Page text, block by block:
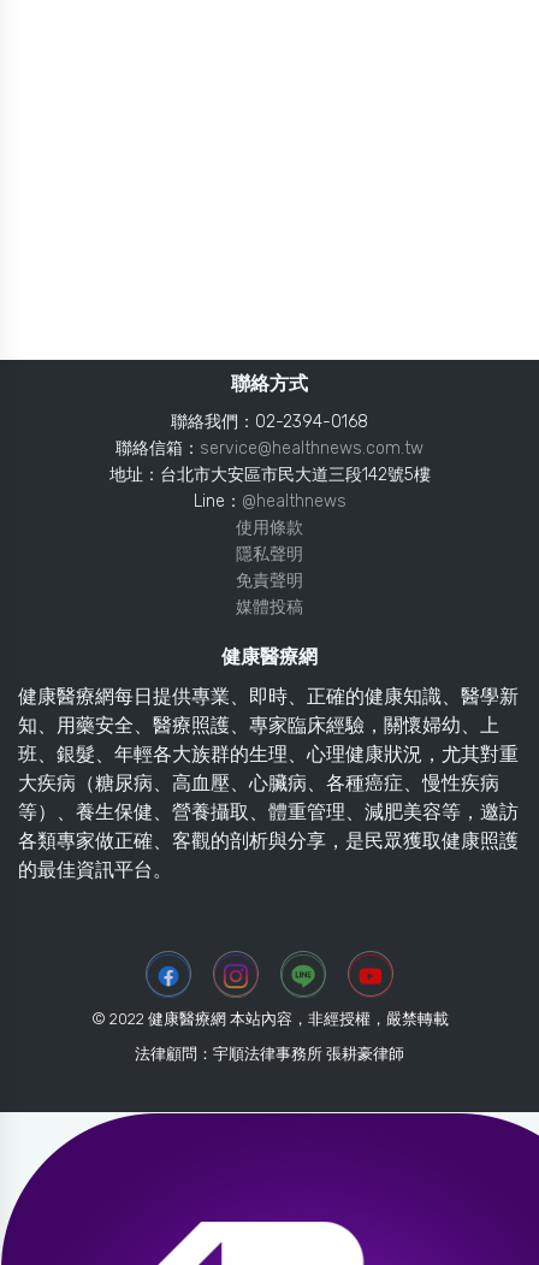
聯絡方式
聯絡我們：02-2394-0168
聯絡信箱： service@healthnews.com.tw
地址：台北市大安區市民大道三段142號5樓
Line： @healthnews
使用條款
隱私聲明
免責聲明
媒體投稿
健康醫療網
健康醫療網每日提供專業、即時、正確的健康知識、醫學新
知、用藥安全、醫療照護、專家臨床經驗，關懷婦幼、上
班、銀髮、年輕各大族群的生理、心理健康狀況，尤其對重
大疾病（糖尿病、高血壓、心臟病、各種癌症、慢性疾病
等）、養生保健、營養攝取、體重管理、減肥美容等，邀訪
各類專家做正確、客觀的剖析與分享，是民眾獲取健康照護
的最佳資訊平台。
© 2022 健康醫療網 本站內容，非經授權，嚴禁轉載
法律顧問：宇順法律事務所 張耕豪律師